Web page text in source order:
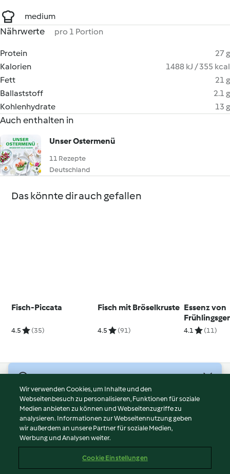
medium
Nährwerte pro 1 Portion
Protein
27 g
Kalorien
1488 kJ / 355 kcal
Fett
21 g
Ballaststoff
2.1 g
Kohlenhydrate
13 g
Auch enthalten in
Unser Ostermenü
11 Rezepte
Deutschland
Das könnte dir auch gefallen
Fisch-Piccata
4.5 (35)
Fisch mit Bröselkruste
4.5 (91)
Essenz von
4.1 (11)
Nutzungsbedingungen
Datenschutzrichtlinien
Disclaimer
Impressum
Inhalt melden
Wir verwenden Cookies, um Inhalte und den
Webseitenbesuch zu personalisieren, Funktionen für soziale
Medien anbieten zu können und Webseitenzugriffe zu
analysieren. Informationen zur Webseitennutzung geben
wir außerdem an unsere Partner für soziale Medien,
Werbung und Analysen weiter.
Cookie Einstellungen